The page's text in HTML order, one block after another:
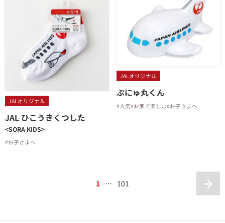
JALオリジナル
JAL ひこうきくつした
<SORA KIDS>
#お子さまへ
JALオリジナル
ぷにゅ丸くん
#人気#お家で楽しむ#お子さまへ
1 … 101